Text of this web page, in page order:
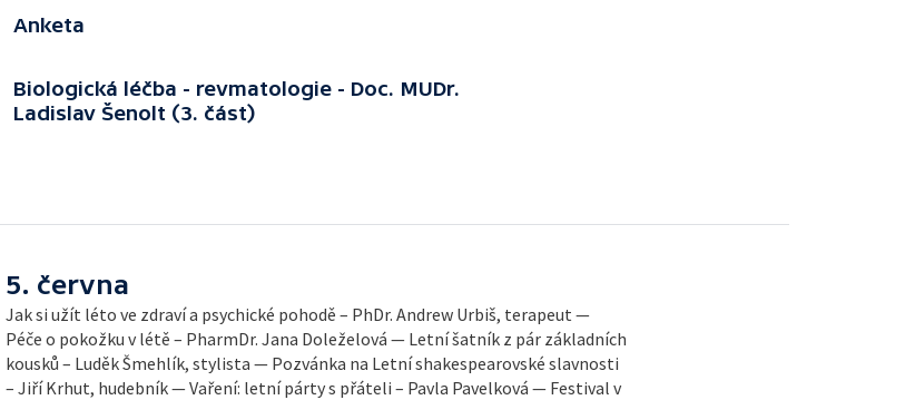
Anketa
Biologická léčba - revmatologie - Doc. MUDr.
Ladislav Šenolt (3. část)
5. června
Jak si užít léto ve zdraví a psychické pohodě – PhDr. Andrew Urbiš, terapeut —
Péče o pokožku v létě – PharmDr. Jana Doleželová — Letní šatník z pár základních
kousků – Luděk Šmehlík, stylista — Pozvánka na Letní shakespearovské slavnosti
– Jiří Krhut, hudebník — Vaření: letní párty s přáteli – Pavla Pavelková — Festival v